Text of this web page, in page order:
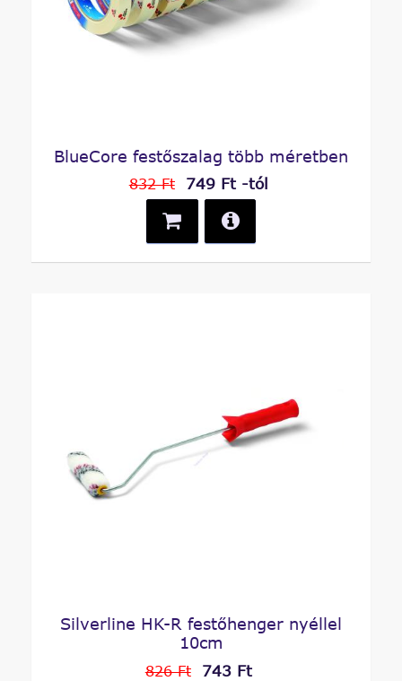
BlueCore festőszalag több méretben
832 Ft 749 Ft -tól
Silverline HK-R festőhenger nyéllel
10cm
826 Ft 743 Ft